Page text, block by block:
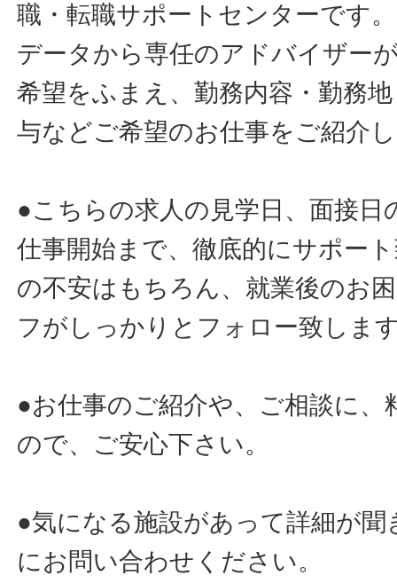
職・転職サポートセンターです
データから専任のアドバイザー
希望をふまえ、勤務内容・勤務
与などご希望のお仕事をご紹介
●こちらの求人の見学日、面接日
仕事開始まで、徹底的にサポー
の不安はもちろん、就業後のお
フがしっかりとフォロー致しま
●お仕事のご紹介や、ご相談に
ので、ご安心下さい。
●気になる施設があって詳細が
にお問い合わせください。